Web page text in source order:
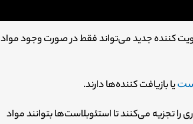
کننده جدید می‌تواند فقط در صورت وجود مواد
یا بازیافت کننده‌ها دارند.
تجزیه می‌کنند تا استئوبلاست‌ها بتوانند مواد